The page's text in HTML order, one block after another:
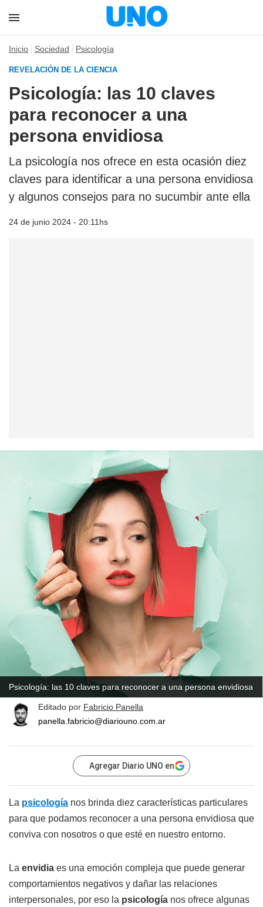
Inicio Sociedad Psicología
REVELACIÓN DE LA CIENCIA
Psicología: las 10 claves
para reconocer a una
persona envidiosa
La psicología nos ofrece en esta ocasión diez
claves para identificar a una persona envidiosa
y algunos consejos para no sucumbir ante ella
24 de junio 2024 - 20:11hs
Psicología: las 10 claves para reconocer a una persona envidiosa
Editado por Fabricio Panella
panella.fabricio@diariouno.com.ar
Agregar Diario UNO en
La psicología nos brinda diez características particulares
para que podamos reconocer a una persona envidiosa que
conviva con nosotros o que esté en nuestro entorno.
La envidia es una emoción compleja que puede generar
comportamientos negativos y dañar las relaciones
interpersonales, por eso la psicología nos ofrece algunas